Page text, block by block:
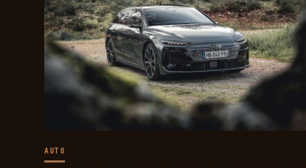
AUTO